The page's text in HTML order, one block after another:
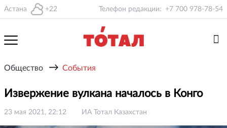
Астана +22 Телефон редакции: +7 700 978-78-54
Общество → События
Извержение вулкана началось в Конго
23 мая 2021, 22:12 ИА Тотал Казахстан